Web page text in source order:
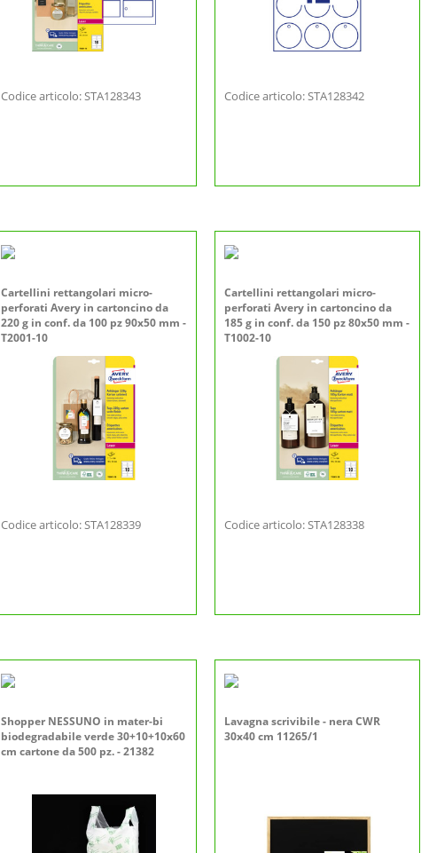
Codice articolo: STA128343 Codice articolo: STA128342
Cartellini rettangolari micro-
perforati Avery in cartoncino da
220 g in conf. da 100 pz 90x50 mm -
T2001-10
Codice articolo: STA128339
Cartellini rettangolari micro-
perforati Avery in cartoncino da
185 g in conf. da 150 pz 80x50 mm -
T1002-10
Codice articolo: STA128338
Shopper NESSUNO in mater-bi
biodegradabile verde 30+10+10x60
cm cartone da 500 pz. - 21382
Lavagna scrivibile - nera CWR
30x40 cm 11265/1